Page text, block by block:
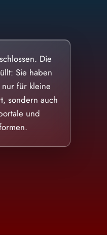
Die
Sie haben
für kleine
sondern auch
und